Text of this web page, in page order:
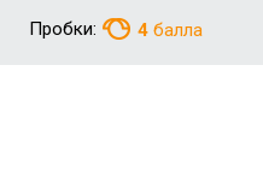
Пробки: 4 балла